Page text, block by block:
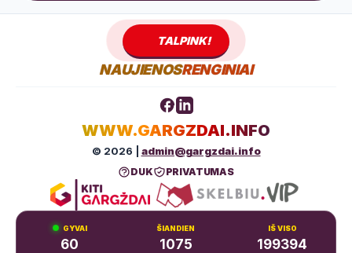
TALPINK!
NAUJIENOSRENGINIAI
WWW.GARGZDAI.INFO
© 2026 | admin@gargzdai.info
DUK PRIVATUMAS
GYVAI
60
ŠIANDIEN
1075
IŠ VISO
199394